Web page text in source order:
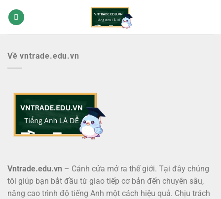
qua
Về vntrade.edu.vn
Vntrade.edu.vn – Cánh cửa mở ra thế giới. Tại đây chúng
tôi giúp bạn bắt đầu từ giao tiếp cơ bản đến chuyên sâu,
nâng cao trình độ tiếng Anh một cách hiệu quả. Chịu trách